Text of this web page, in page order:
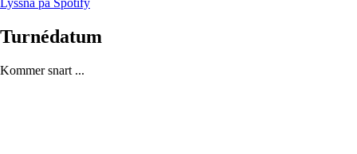
Lyssna på Spotify
Turnédatum
Kommer snart ...